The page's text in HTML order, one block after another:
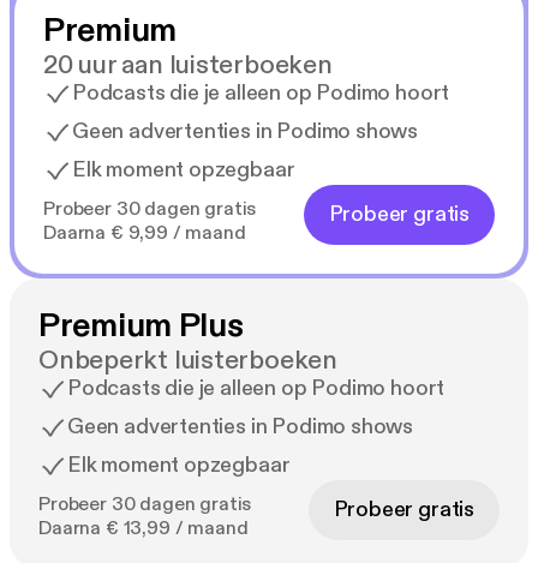
Premium
20 uur aan luisterboeken
Podcasts die je alleen op Podimo hoort
Geen advertenties in Podimo shows
Elk moment opzegbaar
Probeer 30 dagen gratis
Daarna € 9,99 / maand
Probeer gratis
Premium Plus
Onbeperkt luisterboeken
Podcasts die je alleen op Podimo hoort
Geen advertenties in Podimo shows
Elk moment opzegbaar
Probeer 30 dagen gratis
Daarna € 13,99 / maand
Probeer gratis